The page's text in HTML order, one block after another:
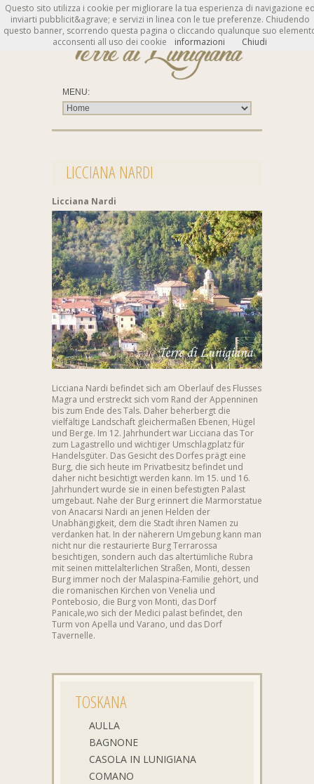
LICCIANA NARDI
Licciana Nardi
Licciana Nardi befindet sich am Oberlauf des Flusses
Magra und erstreckt sich vom Rand der Appenninen
bis zum Ende des Tals. Daher beherbergt die
vielfältige Landschaft gleichermaßen Ebenen, Hügel
und Berge. Im 12. Jahrhundert war Licciana das Tor
zum Lagastrello und wichtiger Umschlagplatz für
Handelsgüter. Das Gesicht des Dorfes prägt eine
Burg, die sich heute im Privatbesitz befindet und
daher nicht besichtigt werden kann. Im 15. und 16.
Jahrhundert wurde sie in einen befestigten Palast
umgebaut. Nahe der Burg erinnert die Marmorstatue
von Anacarsi Nardi an jenen Helden der
Unabhängigkeit, dem die Stadt ihren Namen zu
verdanken hat. In der näherern Umgebung kann man
nicht nur die restaurierte Burg Terrarossa
besichtigen, sondern auch das altertümliche Rubra
mit seinen mittelalterlichen Straßen, Monti, dessen
Burg immer noch der Malaspina-Familie gehört, und
die romanischen Kirchen von Venelia und
Pontebosio, die Burg von Monti, das Dorf
Panicale,wo sich der Medici palast befindet, den
Turm von Apella und Varano, und das Dorf
Tavernelle.
TOSKANA
AULLA
BAGNONE
CASOLA IN LUNIGIANA
COMANO
Questo sito utilizza i cookie per migliorare la tua esperienza di navigazione
inviarti pubblicit&agrave; e servizi in linea con le tue preferenze. Chiudendo
questo banner, scorrendo questa pagina o cliccando qualunque suo
acconsenti all uso dei cookie
informazioni Chiudi